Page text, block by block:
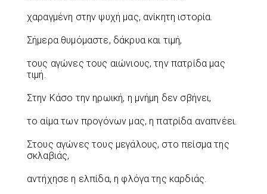
χαραγμένη στην ψυχή μας, ανίκητη ιστορία.
Σήμερα θυμόμαστε, δάκρυα και τιμή,
τους αγώνες τους αιώνιους, την πατρίδα μας
τιμή.
Στην Κάσο την ηρωική, η μνήμη δεν σβήνει,
το αίμα των προγόνων μας, η πατρίδα αναπνέει.
Στους αγώνες τους μεγάλους, στο πείσμα της
σκλαβιάς,
αντήχησε η ελπίδα, η φλόγα της καρδιάς.